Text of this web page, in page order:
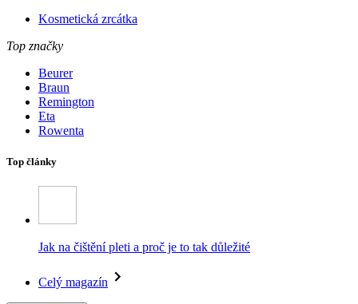
Kosmetická zrcátka
Top značky
Beurer
Braun
Remington
Eta
Rowenta
Top články
Jak na čištění pleti a proč je to tak důležité
Celý magazín